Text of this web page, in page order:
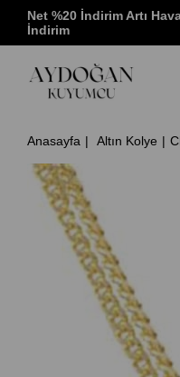
Net %20 İndirim Artı
İndirim
Anasayfa Altın Kolye